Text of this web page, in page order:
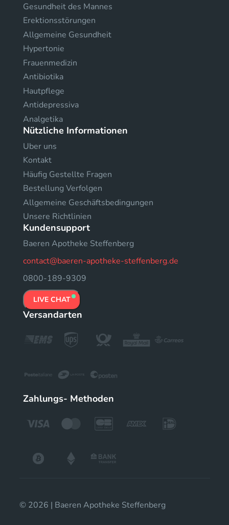
Gesundheit des Mannes
Erektionsstörungen
Allgemeine Gesundheit
Hypertonie
Frauenmedizin
Antibiotika
Hautpflege
Antidepressiva
Analgetika
Nützliche Informationen
Uber uns
Kontakt
Häufig Gestellte Fragen
Bestellung Verfolgen
Allgemeine Geschäftsbedingungen
Unsere Richtlinien
Kundensupport
Baeren Apotheke Steffenberg
contact@baeren-apotheke-steffenberg.de
0800-189-9309
LIVE CHAT
Versandarten
Zahlungs- Methoden
© 2026 | Baeren Apotheke Steffenberg